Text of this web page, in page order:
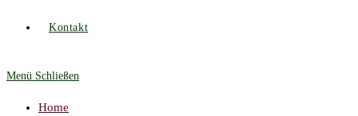
Kontakt
Menü Schließen
Home